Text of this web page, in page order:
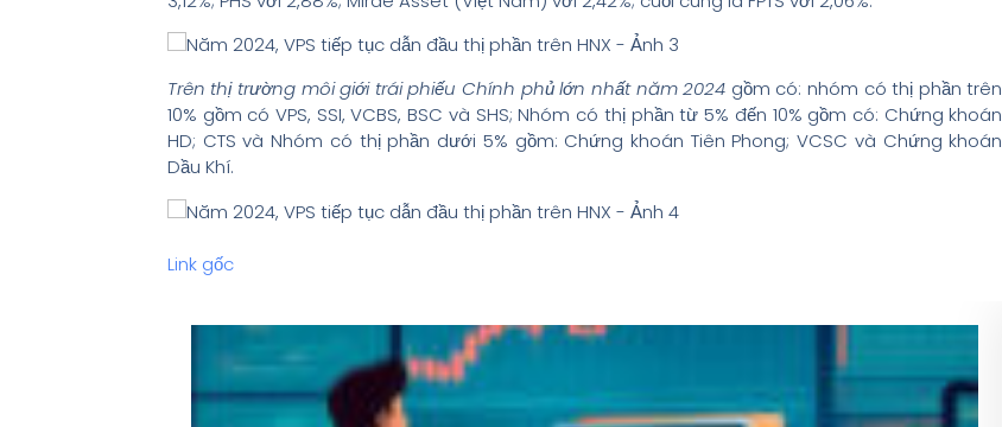
Trên thị trường môi giới trái phiếu Chính phủ lớn nhất năm 2024 gồm có: nhóm có thị phần trên
10% gồm có VPS, SSI, VCBS, BSC và SHS; Nhóm có thị phần từ 5% đến 10% gồm có: Chứng khoán
HD; CTS và Nhóm có thị phần dưới 5% gồm: Chứng khoán Tiên Phong; VCSC và Chứng khoán
Dầu Khí.
Link gốc